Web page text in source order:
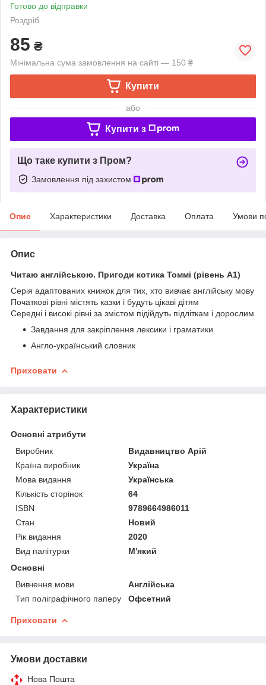
Готово до відправки
Роздріб
85 ₴
Мінімальна сума замовлення на сайті — 150 ₴
Купити
або
Купити з
Що таке купити з Пром?
Замовлення під захистом
Опис Характеристики Доставка Оплата Умови
Опис
Читаю англійською. Пригоди котика Томмі (рівень А1)
Серія адаптованих книжок для тих, хто вивчає англійську мову
Початкові рівні містять казки і будуть цікаві дітям
Середні і високі рівні за змістом підійдуть підліткам і дорослим
Завдання для закріплення лексики і граматики
Англо-український словник
Приховати
Характеристики
Основні атрибути
Виробник
Видавництво Арій
Країна виробник
Україна
Мова видання
Українська
Кількість сторінок
64
ISBN
9789664986011
Стан
Новий
Рік видання
2020
Вид палітурки
М'який
Основні
Вивчення мови
Англійська
Тип поліграфічного паперу
Офсетний
Приховати
Умови доставки
Нова Пошта